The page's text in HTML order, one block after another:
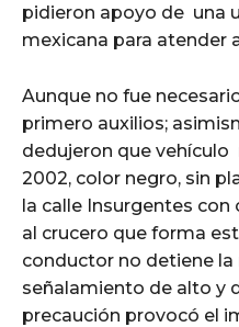
pidieron apoyo de una
mexicana para atender
Aunque no fue
primero auxilios;
dedujeron que vehículo
2002, color negro, sin
la calle Insurgentes con
al crucero que forma
conductor no detiene la
señalamiento de alto y
precaución provocó el